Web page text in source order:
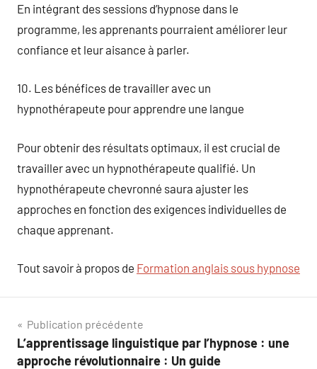
En intégrant des sessions d’hypnose dans le
programme, les apprenants pourraient améliorer leur
confiance et leur aisance à parler.
10. Les bénéfices de travailler avec un
hypnothérapeute pour apprendre une langue
Pour obtenir des résultats optimaux, il est crucial de
travailler avec un hypnothérapeute qualifié. Un
hypnothérapeute chevronné saura ajuster les
approches en fonction des exigences individuelles de
chaque apprenant.
Tout savoir à propos de Formation anglais sous hypnose
Navigation
de
Publication précédente
L’apprentissage linguistique par l’hypnose : une
approche révolutionnaire : Un guide